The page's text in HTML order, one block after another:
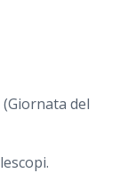
(Giornata del